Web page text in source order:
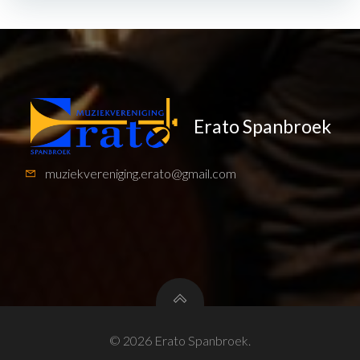
Erato Spanbroek
muziekvereniging.erato@gmail.com
© 2026 Erato Spanbroek.